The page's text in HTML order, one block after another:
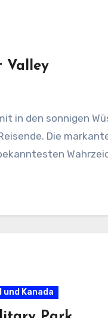
Valley
in den sonnigen
Die
Kanada